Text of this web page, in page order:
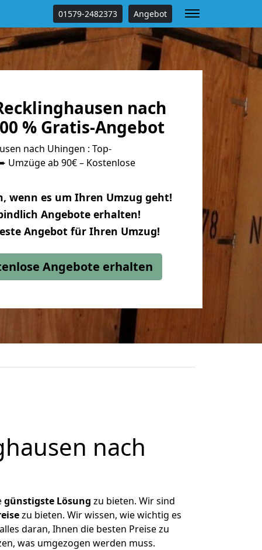
01579-2482373 Angebot
nach
% Gratis-Angebot
nach Uhingen : Top-
Umzüge ab 90€ – Kostenlose
wenn es um Ihren Umzug geht!
Angebote erhalten!
Angebot für Ihren Umzug!
Angebote erhalten
nach
günstigste Lösung zu bieten. Wir sind
zu bieten. Wir wissen, wie wichtig es
daran, Ihnen die besten Preise zu
was umgezogen werden muss.